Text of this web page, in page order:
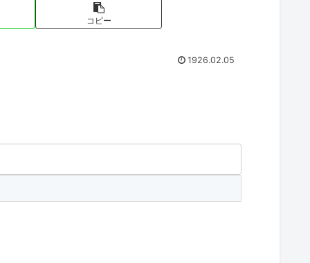
コピー
1926.02.05